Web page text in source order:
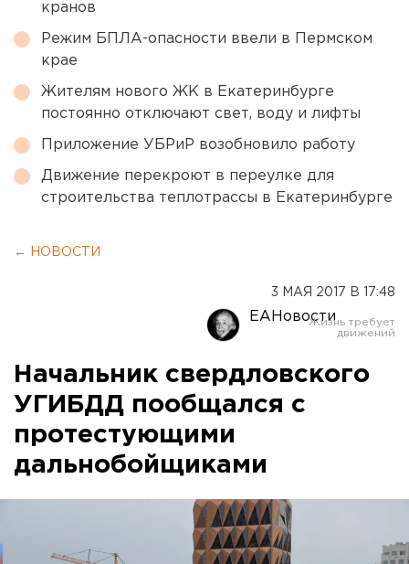
кранов
Режим БПЛА-опасности ввели в Пермском
крае
Жителям нового ЖК в Екатеринбурге
постоянно отключают свет, воду и лифты
Приложение УБРиР возобновило работу
Движение перекроют в переулке для
строительства теплотрассы в Екатеринбурге
← НОВОСТИ
3 МАЯ 2017 В 17:48
ЕАНовости
Начальник свердловского
УГИБДД пообщался с
протестующими
дальнобойщиками